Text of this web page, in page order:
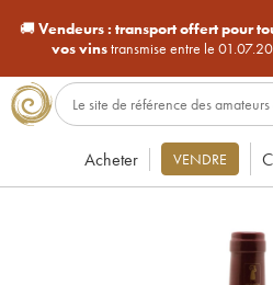
🚚Vendeurs : transport offert pour
vos vinstransmise entre le
Acheter VENDRE